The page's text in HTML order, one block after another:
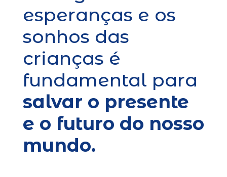
esperanças e os
sonhos das
crianças é
fundamental para
salvar o presente
e o futuro do nosso
mundo.